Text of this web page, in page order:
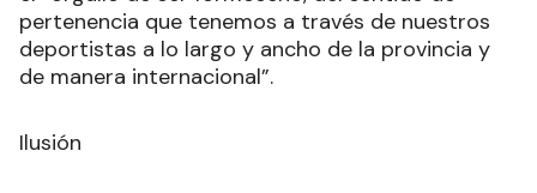
pertenencia que tenemos a través de nuestros
deportistas a lo largo y ancho de la provincia y
de manera internacional”.
Ilusión